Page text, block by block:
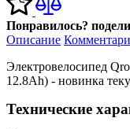
Понравилось?
Описание
Электровелосипед
12.8Ah) - новинка
Технические